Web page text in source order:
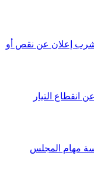
إعلان عن نقص أو
انقطاع التيار
مهام المجلس